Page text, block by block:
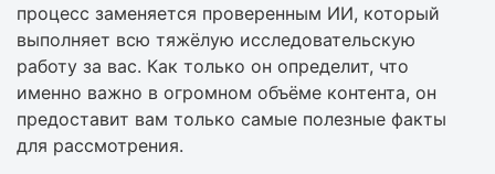
процесс заменяется проверенным ИИ, который
выполняет всю тяжёлую исследовательскую
работу за вас. Как только он определит, что
именно важно в огромном объёме контента, он
предоставит вам только самые полезные факты
для рассмотрения.